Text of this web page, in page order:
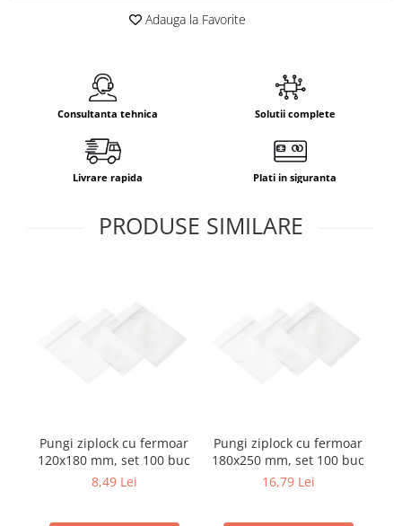
Adauga la Favorite
Consultanta tehnica Solutii complete
Livrare rapida Plati in siguranta
PRODUSE SIMILARE
Pungi ziplock cu fermoar
120x180 mm, set 100 buc
8,49 Lei
Pungi ziplock cu fermoar
180x250 mm, set 100 buc
16,79 Lei